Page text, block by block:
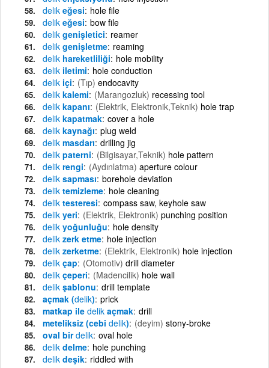
delik eğesi hole file
delik eğesi bow file
delik genişletici reamer
delik genişletme reaming
delik hareketliliği hole mobility
delik iletimi hole conduction
delik içi (Tıp) endocavity
delik kalemi (Marangozluk) recessing tool
delik kapanı (Elektrik, Elektronik,Teknik) hole trap
delik kapatmak cover a hole
delik kaynağı plug weld
delik masdarı drilling jig
delik paterni (Bilgisayar,Teknik) hole pattern
delik rengi (Aydınlatma) aperture colour
delik sapması borehole deviation
delik temizleme hole cleaning
delik testeresi compass saw, keyhole saw
delik yeri (Elektrik, Elektronik) punching position
delik yoğunluğu hole density
delik zerk etme hole injection
delik zerketme (Elektrik, Elektronik) hole injection
delik çap (Otomotiv) drill diameter
delik çeperi (Madencilik) hole wall
delik şablonu drill template
açmak (delik) prick
matkap ile delik açmak drill
meteliksiz (cebi delik) (deyim) stony-broke
oval birdelik oval hole
delik delme hole punching
delik deşik riddled with